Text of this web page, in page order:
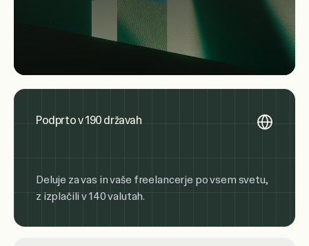
Podprto v 190 državah
Deluje za vas in vaše freelancerje po vsem svetu,
z izplačili v 140 valutah.